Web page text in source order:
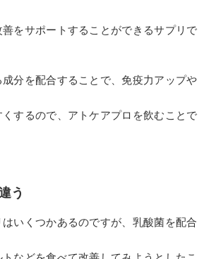
をサポートすることができるサプリで
分を配合することで、免疫力アップや
するので、アトケアプロを飲むことで
う
いくつかあるのですが、乳酸菌を配合